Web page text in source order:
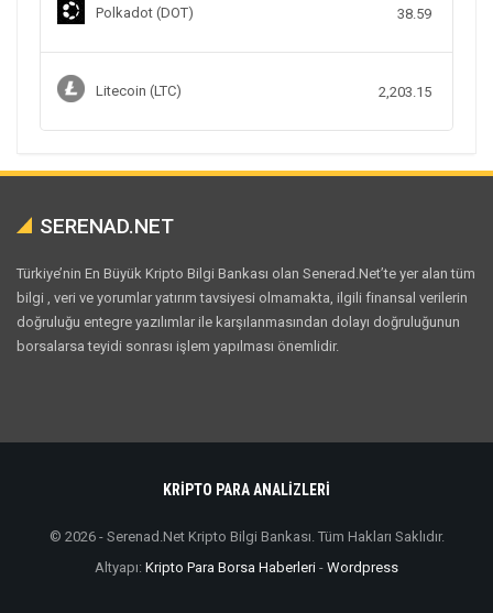
Polkadot (DOT) 38.59
Litecoin (LTC) 2,203.15
SERENAD.NET
Türkiye’nin En Büyük Kripto Bilgi Bankası olan Senerad.Net’te yer alan tüm
bilgi , veri ve yorumlar yatırım tavsiyesi olmamakta, ilgili finansal verilerin
doğruluğu entegre yazılımlar ile karşılanmasından dolayı doğruluğunun
borsalarsa teyidi sonrası işlem yapılması önemlidir.
KRİPTO PARA ANALİZLERİ
© 2026 - Serenad.Net Kripto Bilgi Bankası. Tüm Hakları Saklıdır.
Altyapı: Kripto Para Borsa Haberleri - Wordpress